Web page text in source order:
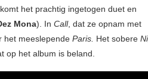
het prachtig ingetogen duet en
Mona). In Call, dat ze opnam met
het meeslepende Paris. Het sobere
op het album is beland.